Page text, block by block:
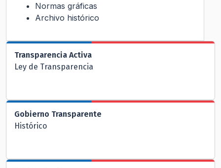
Normas gráficas
Archivo histórico
Transparencia Activa
Ley de Transparencia
Gobierno Transparente
Histórico